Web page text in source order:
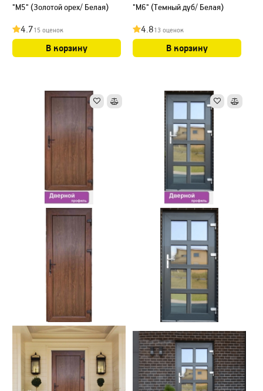
"М5" (Золотой орех/ Белая)
4.715 оценок
В корзину
"М6" (Темный дуб/ Белая)
4.813 оценок
В корзину